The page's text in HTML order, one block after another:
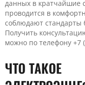
данных в кратчайшие
проводится в
соблюдают стандарты
Получить
можно по телефону +7
ЧТО ТАКОЕ